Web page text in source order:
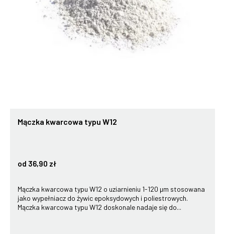
Mączka kwarcowa typu W12
od 36,90 zł
Mączka kwarcowa typu W12 o uziarnieniu 1-120 µm stosowana
jako wypełniacz do żywic epoksydowych i poliestrowych.
Mączka kwarcowa typu W12 doskonale nadaje się do...